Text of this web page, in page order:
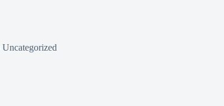
Uncategorized